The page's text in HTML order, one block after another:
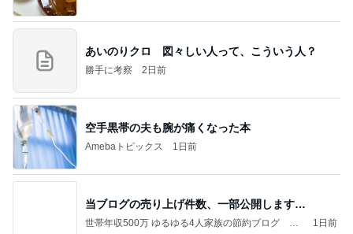
あいのりクロ 図々しい人って、こういう人？
勝手に考察 2日前
空手黒帯の夫も腕が痛くなった本
Amebaトピックス 1日前
当ブログの売り上げ件数、一部公開します…
世帯年収500万 ゆるゆる4人家族の節約ブログ 〜
1日前